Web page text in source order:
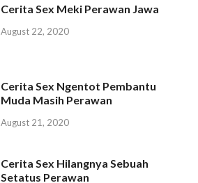
Cerita Sex Meki Perawan Jawa
August 22, 2020
Cerita Sex Ngentot Pembantu
Muda Masih Perawan
August 21, 2020
Cerita Sex Hilangnya Sebuah
Setatus Perawan